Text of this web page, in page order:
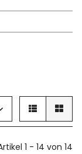
1 - 14 von 14